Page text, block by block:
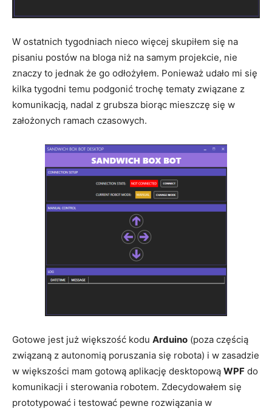
W ostatnich tygodniach nieco więcej skupiłem się na
pisaniu postów na bloga niż na samym projekcie, nie
znaczy to jednak że go odłożyłem. Ponieważ udało mi się
kilka tygodni temu podgonić trochę tematy związane z
komunikacją, nadal z grubsza biorąc mieszczę się w
założonych ramach czasowych.
Gotowe jest już większość kodu Arduino (poza częścią
związaną z autonomią poruszania się robota) i w zasadzie
w większości mam gotową aplikację desktopową WPF do
komunikacji i sterowania robotem. Zdecydowałem się
prototypować i testować pewne rozwiązania w